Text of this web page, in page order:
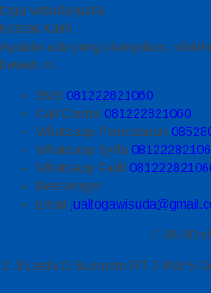
toga wisuda juara
Kontak Kami
Apabila ada yang ditanyakan,
bawah ini.
SMS 081222821060
Call Center 081222821060
Whatsapp Pemesanan
Whatsapp Syifa
Whatsapp Fadil
Messenger
Email
08.00
Jl Letda D Suprapto RT 3 RW 5